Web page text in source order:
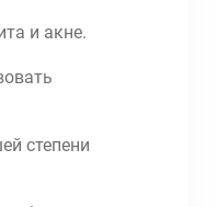
и акне.
степени